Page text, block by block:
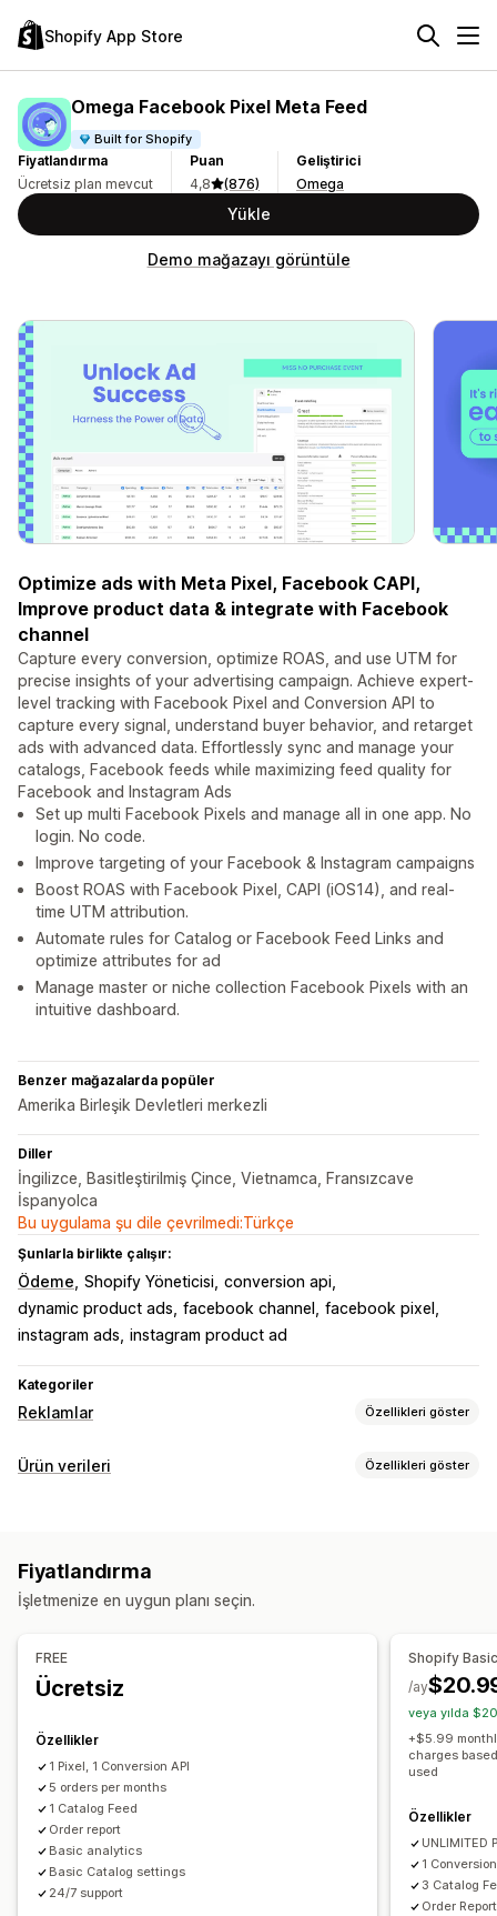
Shopify App Store
Omega Facebook Pixel Meta Feed
Built for Shopify
Fiyatlandırma
Ücretsiz plan mevcut
Puan
4,8
(876)
Geliştirici
Omega
Yükle
Demo mağazayı görüntüle
Optimize ads with Meta Pixel, Facebook CAPI,
Improve product data & integrate with Facebook
channel
Capture every conversion, optimize ROAS, and use UTM for
precise insights of your advertising campaign. Achieve expert-
level tracking with Facebook Pixel and Conversion API to
capture every signal, understand buyer behavior, and retarget
ads with advanced data. Effortlessly sync and manage your
catalogs, Facebook feeds while maximizing feed quality for
Facebook and Instagram Ads
Set up multi Facebook Pixels and manage all in one app. No
login. No code.
Improve targeting of your Facebook & Instagram campaigns
Boost ROAS with Facebook Pixel, CAPI (iOS14), and real-
time UTM attribution.
Automate rules for Catalog or Facebook Feed Links and
optimize attributes for ad
Manage master or niche collection Facebook Pixels with an
intuitive dashboard.
Benzer mağazalarda popüler
Amerika Birleşik Devletleri merkezli
Diller
İngilizce, Basitleştirilmiş Çince, Vietnamca, Fransızcave
İspanyolca
Bu uygulama şu dile çevrilmedi:Türkçe
Şunlarla birlikte çalışır:
Ödeme Shopify Yöneticisi conversion api
dynamic product ads facebook channel
facebook pixel
instagram ads instagram product ad
Kategoriler
Reklamlar Özellikleri göster
Hedefleme
Kampanya yönetimi
Sosyal medya
Piksel yönetimi
Performans takibi
Etkileşim ölçümleri
Tıklama oranı
Ürün verileri Özellikleri göster
Özel kurallar Varyasyon senkronizasyonu
Gerçek zamanlı güncellemeler
Ürün seçimi
Dönüşüm izleme Akış optimizasyonu
Fiyatlandırma
İşletmenize en uygun planı seçin.
FREE
Ücretsiz
Özellikler
1 Pixel, 1 Conversion API
5 orders per months
1 Catalog Feed
Order report
Basic analytics
Basic Catalog settings
24/7 support
Shopify
/ay
veya yılda
+$5.99
charges
used
Özellikler
UNLIMITED
1
3 Catalog
Order Report